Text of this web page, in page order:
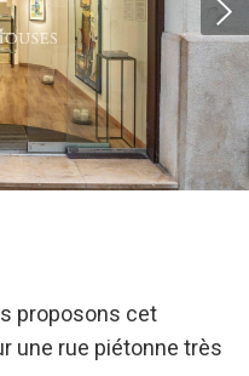
proposons cet
une rue piétonne très